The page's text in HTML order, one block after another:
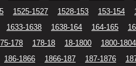
1525-1527 1528-153 153-154
1633-1638 1638-164 164-165
178 178-18 18-1800 1800-1804
186-1866 1866-187 187-1876